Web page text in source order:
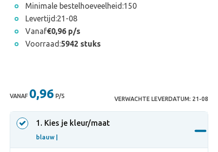
Minimale bestelhoeveelheid:150
Levertijd:21-08
Vanaf€0,96 p/s
Voorraad:5942 stuks
VANAF 0,96 P/S VERWACHTE LEVERDATUM: 21-08
1 . Kies je kleur/maat
blauw |